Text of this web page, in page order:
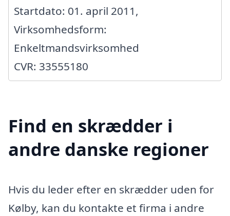
Startdato: 01. april 2011,
Virksomhedsform:
Enkeltmandsvirksomhed
CVR: 33555180
Find en skrædder i
andre danske regioner
Hvis du leder efter en skrædder uden for
Kølby, kan du kontakte et firma i andre